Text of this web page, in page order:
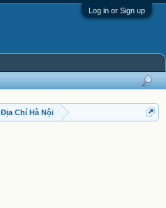
Log in or Sign up
Địa Chí Hà Nội